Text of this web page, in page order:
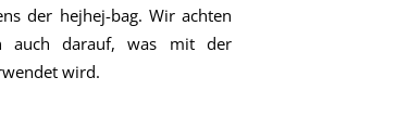
der hejhej-bag. Wir achten
auch darauf, was mit der
wird.